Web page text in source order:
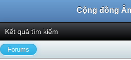
Kết quả tìm kiếm
Forums